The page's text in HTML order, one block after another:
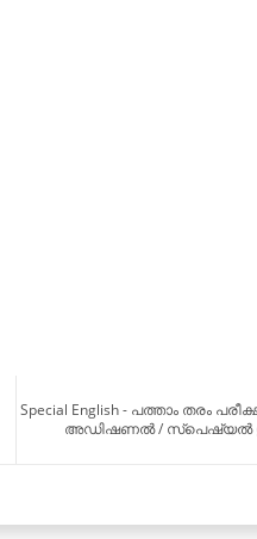
Special English - പത്താം തരം
അഡിഷണൽ / സ്പെഷ്യൽ